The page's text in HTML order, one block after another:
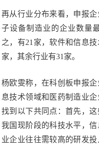
再从行业分布来看，申报
子设备制造业的企业数量
之，有21家，软件和信息
家，其余行业有31家。
杨欧雯称，在科创板申报
息技术领域和医药制造业
找到以下共同点：首先，
我国现阶段的科技水平，
业企业往往需较高的研发